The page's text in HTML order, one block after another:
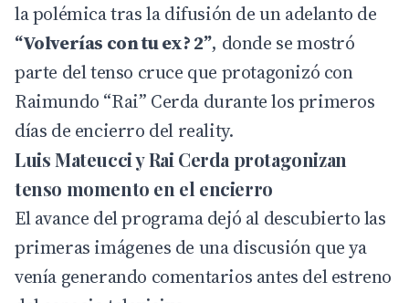
la polémica tras la difusión de un adelanto de
“Volverías con tu ex? 2”, donde se mostró
parte del tenso cruce que protagonizó con
Raimundo “Rai” Cerda durante los primeros
días de encierro del reality.
Luis Mateucci y Rai Cerda protagonizan
tenso momento en el encierro
El avance del programa dejó al descubierto las
primeras imágenes de una discusión que ya
venía generando comentarios antes del estreno